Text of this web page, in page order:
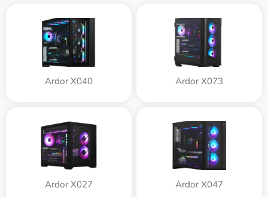
Ardor X040 Ardor X073
Ardor X027 Ardor X047